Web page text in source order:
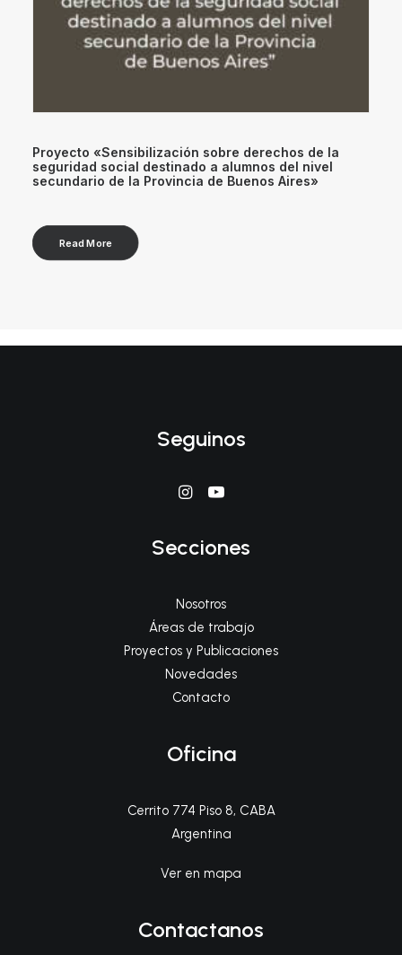
Proyecto «Sensibilización sobre derechos de la
seguridad social destinado a alumnos del nivel
secundario de la Provincia de Buenos Aires»
Read More
Seguinos
Secciones
Nosotros
Áreas de trabajo
Proyectos y Publicaciones
Novedades
Contacto
Oficina
Cerrito 774 Piso 8, CABA
Argentina
Ver en mapa
Contactanos